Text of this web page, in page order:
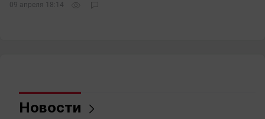
09 апреля 18:14
Новости